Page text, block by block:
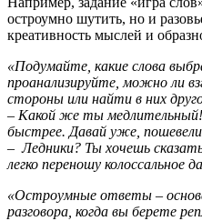
остроумно шутить, но и
креативность мыслей и
«Подумайте, какие слова
проанализируйте, можно ли
стороны или найти в них
– Какой же ты
быстрее. Давай уже,
– Ледники? Ты хочешь
легко переношу колоссальное
«Остроумные ответы –
разговора, когда вы берете